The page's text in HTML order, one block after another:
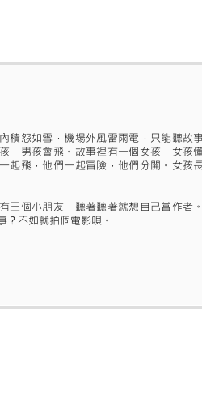
積怨如雪，機場外風雷雨電，只能聽故
，男孩會飛。故事裡有一個女孩，女孩
起飛，他們一起冒險，他們分開。女孩
三個小朋友，聽著聽著就想自己當作者
？不如就拍個電影唄。